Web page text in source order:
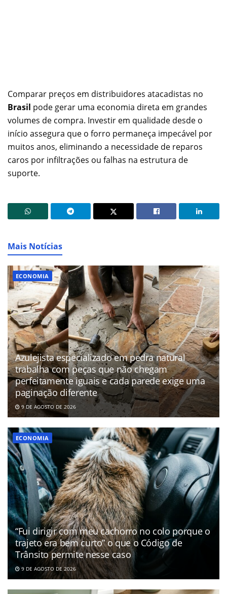
Comparar preços em distribuidores atacadistas no
Brasil pode gerar uma economia direta em grandes
volumes de compra. Investir em qualidade desde o
início assegura que o forro permaneça impecável por
muitos anos, eliminando a necessidade de reparos
caros por infiltrações ou falhas na estrutura de
suporte.
Mais Notícias
ECONOMIA
Azulejista especializado em pedra natural
trabalha com peças que não chegam
perfeitamente iguais e cada parede exige uma
paginação diferente
9 DE AGOSTO DE 2026
ECONOMIA
“Fui dirigir com meu cachorro no colo porque o
trajeto era bem curto” o que o Código de
Trânsito permite nesse caso
9 DE AGOSTO DE 2026